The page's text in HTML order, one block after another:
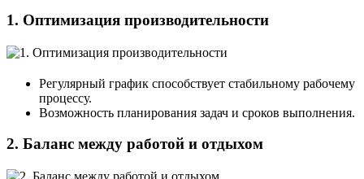
1. Оптимизация производительности
Регулярный график способствует стабильному рабочему
процессу.
Возможность планирования задач и сроков выполнения.
2. Баланс между работой и отдыхом